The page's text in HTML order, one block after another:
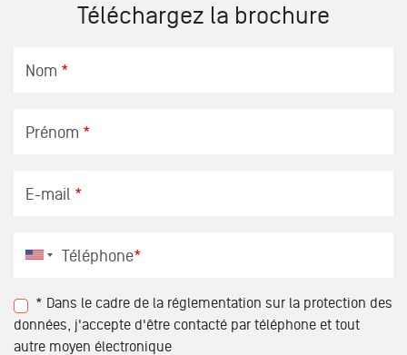
Téléchargez la brochure
Nom *
Prénom *
E-mail *
Téléphone*
* Dans le cadre de la réglementation sur la protection des
données, j'accepte d'être contacté par téléphone et tout
autre moyen électronique